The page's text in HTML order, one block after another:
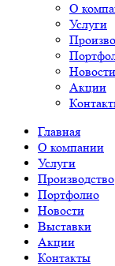
О
Услуги
Новости
Акции
Главная
О компании
Услуги
Производство
Портфолио
Новости
Выставки
Акции
Контакты